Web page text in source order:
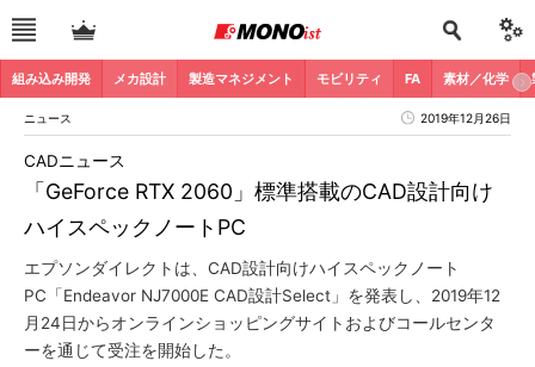
組み込み開発 メカ設計 製造マネジメント モビリティ FA 素材／化学
ニュース 2019年12月26日
「GeForce RTX 2060」標準搭載のCAD設計向け
ハイスペックノートPC
CADニュース
エプソンダイレクトは、CAD設計向けハイスペックノート
PC「Endeavor NJ7000E CAD設計Select」を発表し、2019年12
月24日からオンラインショッピングサイトおよびコールセンタ
ーを通じて受注を開始した。